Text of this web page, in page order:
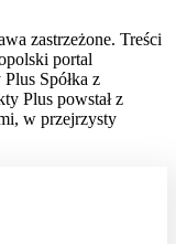
zastrzeżone. Treści
portal
Spółka z
Plus powstał z
w przejrzysty